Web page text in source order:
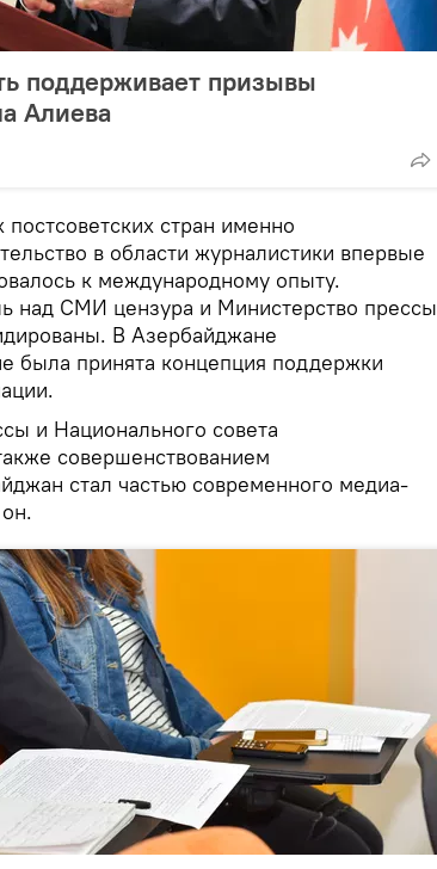
поддерживает призывы
Алиева
стран именно
в области журналистики впервые
к международному опыту.
над СМИ цензура и Министерство прессы
В Азербайджане
была принята концепция поддержки
и Национального совета
совершенствованием
стал частью современного медиа-